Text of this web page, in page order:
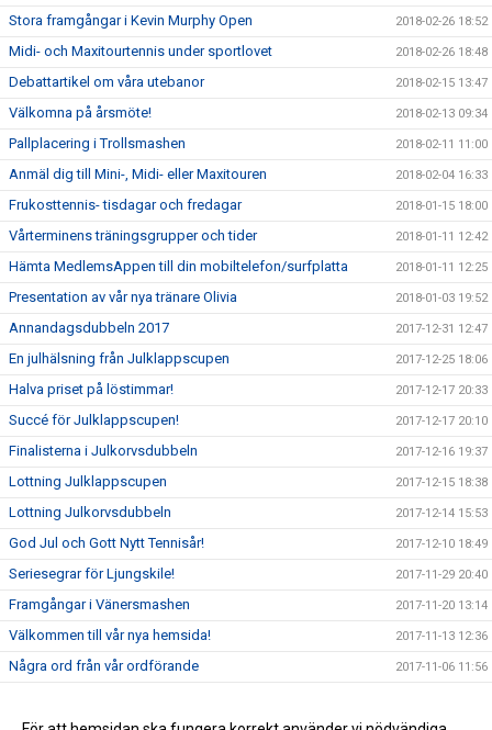
Stora framgångar i Kevin Murphy Open 2018-02-26 18:52
Midi- och Maxitourtennis under sportlovet 2018-02-26 18:48
Debattartikel om våra utebanor 2018-02-15 13:47
Välkomna på årsmöte! 2018-02-13 09:34
Pallplacering i Trollsmashen 2018-02-11 11:00
Anmäl dig till Mini-, Midi- eller Maxitouren 2018-02-04 16:33
Frukosttennis- tisdagar och fredagar 2018-01-15 18:00
Vårterminens träningsgrupper och tider 2018-01-11 12:42
Hämta MedlemsAppen till din mobiltelefon/surfplatta 2018-01-11 12:25
Presentation av vår nya tränare Olivia 2018-01-03 19:52
Annandagsdubbeln 2017 2017-12-31 12:47
En julhälsning från Julklappscupen 2017-12-25 18:06
Halva priset på löstimmar! 2017-12-17 20:33
Succé för Julklappscupen! 2017-12-17 20:10
Finalisterna i Julkorvsdubbeln 2017-12-16 19:37
Lottning Julklappscupen 2017-12-15 18:38
Lottning Julkorvsdubbeln 2017-12-14 15:53
God Jul och Gott Nytt Tennisår! 2017-12-10 18:49
Seriesegrar för Ljungskile! 2017-11-29 20:40
Framgångar i Vänersmashen 2017-11-20 13:14
Välkommen till vår nya hemsida! 2017-11-13 12:36
Några ord från vår ordförande 2017-11-06 11:56